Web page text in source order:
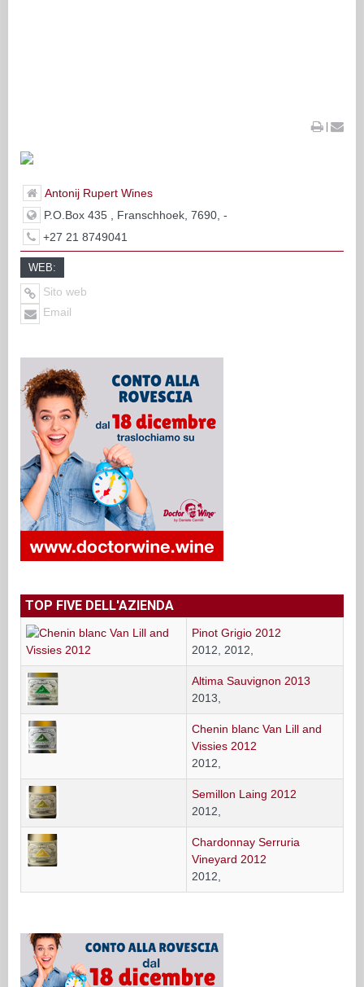
|
Antonij Rupert Wines
P.O.Box 435 , Franschhoek, 7690, -
+27 21 8749041
WEB:
Sito web
Email
TOP FIVE DELL'AZIENDA
Pinot Grigio 2012
2012, 2012,
Altima Sauvignon 2013
2013,
Chenin blanc Van Lill and
Vissies 2012
2012,
Semillon Laing 2012
2012,
Chardonnay Serruria
Vineyard 2012
2012,